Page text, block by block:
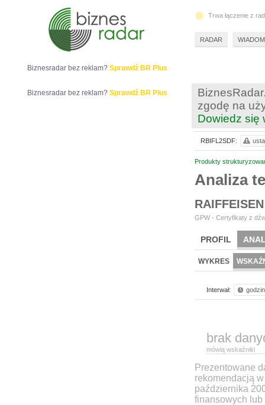
zgodę na
Dowiedz się
Produkty
Analiza
GPW - Certyfikaty z
PROFIL
WYKRES
Interwał:
brak
mówią wskaźniki
Prezentowane
rekomendacją
października
finansowych lub
RBIFL2SDF:
Biznesradar bez reklam? Sprawdź BR Plus
Biznesradar bez reklam? Sprawdź BR Plus
Trwa łączenie z
RADAR